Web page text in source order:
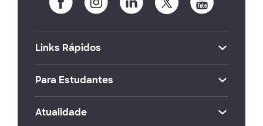
Links Rápidos
Para Estudantes
Atualidade